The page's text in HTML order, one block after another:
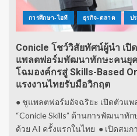
การศึกษา-ไอที ธุรกิจ-ตลาด ป
Conicle โชว์วิสัยทัศน์ผู้นำ เปิ
แพลตฟอร์มพัฒนาทักษะคนยุ
โฉมองค์กรสู่ Skills-Based
แรงงานไทยรับมือวิกฤต
● ชูแพลตฟอร์มอัจฉริยะ เปิดตัวแพ
“Conicle Skills” ด้านการพัฒนา
ด้วย AI ครั้งแรกในไทย ● เปิดสม